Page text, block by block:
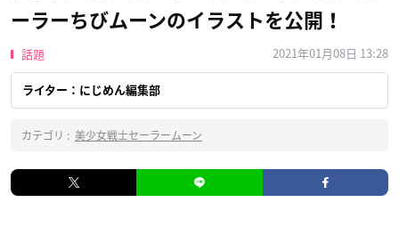
ーラーちびムーンのイラストを公開！
話題 2021年01月08日 13:28
ライター：にじめん編集部
カテゴリ : 美少女戦士セーラームーン